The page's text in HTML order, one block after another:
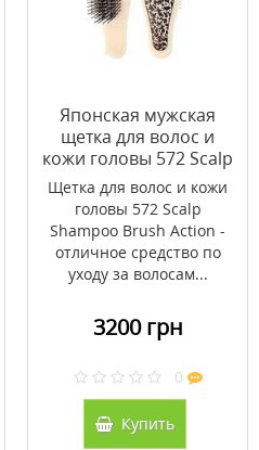
Японская мужская
щетка для волос и
кожи головы 572 Scalp
Shampoo Brush Action
Щетка для волос и кожи
головы 572 Scalp
Shampoo Brush Action -
отличное средство по
уходу за волосам...
3200 грн
0
Купить